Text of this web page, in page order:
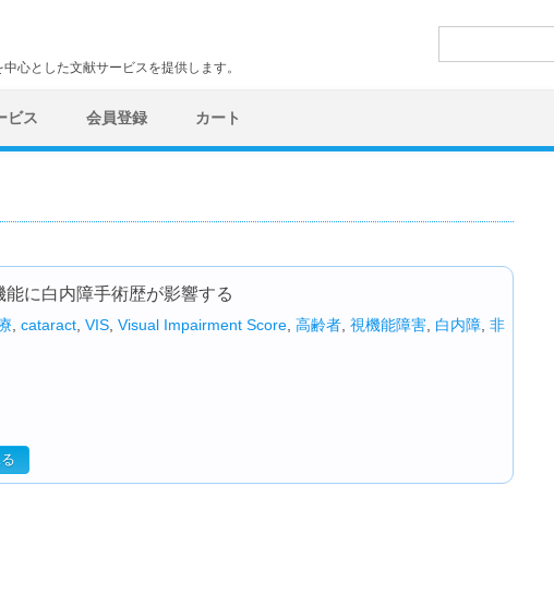
心とした文献サービスを提供します。
検
ビス 会員登録 カート
に白内障手術歴が影響する
cataract VIS Visual Impairment Score 高齢者 視機能障害 白内障 非